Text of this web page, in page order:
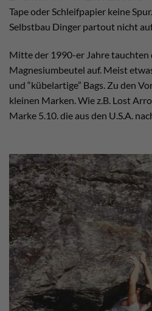
Tape oder Schleifpapier keine
Selbstbau Dinger partout nicht
Mitte der 1990-er Jahre tauchten
Magnesiumbeutel auf. Meist
und “kübelartige” Bags. Zu den
kleinen Marken. Wie z.B. Lost
Marke 5.10. die aus den U.S.A.